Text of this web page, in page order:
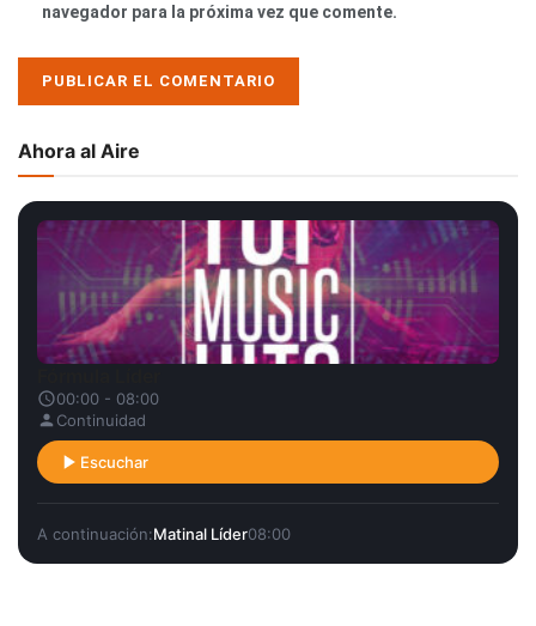
navegador para la próxima vez que comente.
Ahora al Aire
00:00 - 08:00
Continuidad
Escuchar
A continuación:Matinal Líder08:00